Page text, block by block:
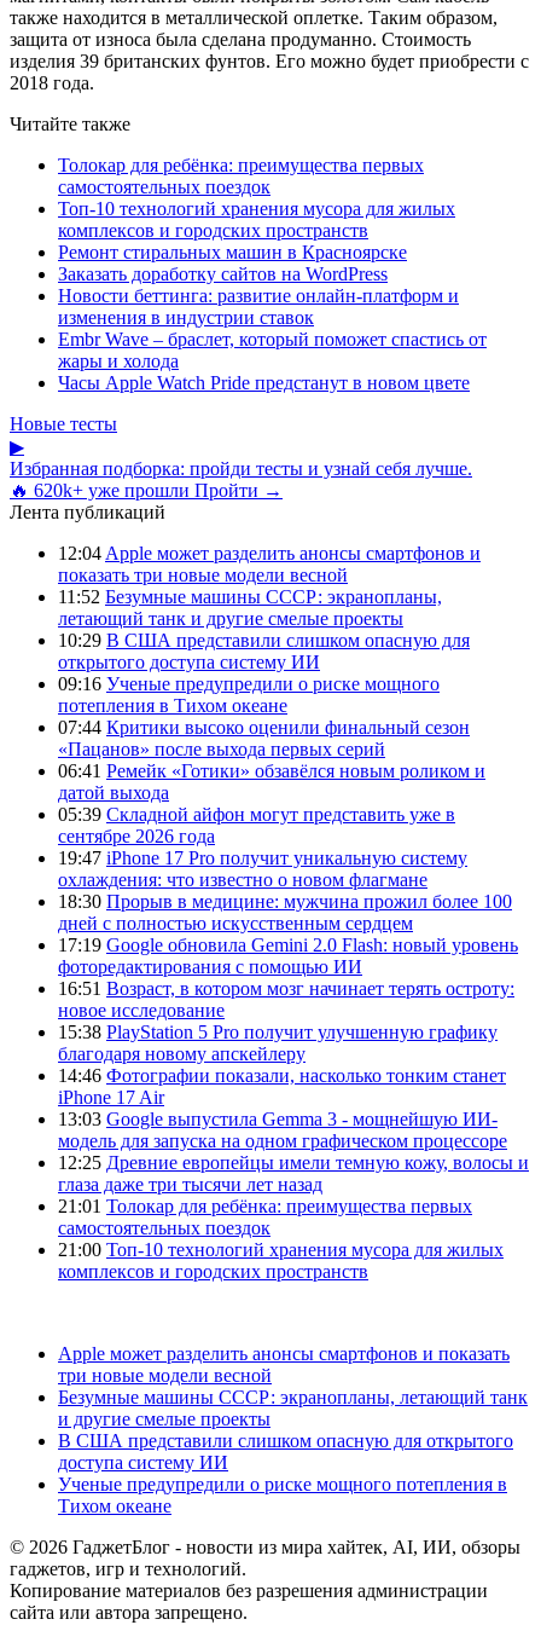
также находится в металлической оплетке. Таким образом,
защита от износа была сделана продуманно. Стоимость
изделия 39 британских фунтов. Его можно будет приобрести с
2018 года.
Читайте также
Толокар для ребёнка: преимущества первых
самостоятельных поездок
Топ-10 технологий хранения мусора для жилых
комплексов и городских пространств
Ремонт стиральных машин в Красноярске
Заказать доработку сайтов на WordPress
Новости беттинга: развитие онлайн-платформ и
изменения в индустрии ставок
Embr Wave – браслет, который поможет спастись от
жары и холода
Часы Apple Watch Pride предстанут в новом цвете
Новые тесты
▶
Избранная подборка: пройди тесты и узнай себя лучше.
🔥 620k+ уже прошли Пройти →
Лента публикаций
12:04 Apple может разделить анонсы смартфонов и
показать три новые модели весной
11:52 Безумные машины СССР: экранопланы,
летающий танк и другие смелые проекты
10:29 В США представили слишком опасную для
открытого доступа систему ИИ
09:16 Ученые предупредили о риске мощного
потепления в Тихом океане
07:44 Критики высоко оценили финальный сезон
«Пацанов» после выхода первых серий
06:41 Ремейк «Готики» обзавёлся новым роликом и
датой выхода
05:39 Складной айфон могут представить уже в
сентябре 2026 года
19:47 iPhone 17 Pro получит уникальную систему
охлаждения: что известно о новом флагмане
18:30 Прорыв в медицине: мужчина прожил более 100
дней с полностью искусственным сердцем
17:19 Google обновила Gemini 2.0 Flash: новый уровень
фоторедактирования с помощью ИИ
16:51 Возраст, в котором мозг начинает терять остроту:
новое исследование
15:38 PlayStation 5 Pro получит улучшенную графику
благодаря новому апскейлеру
14:46 Фотографии показали, насколько тонким станет
iPhone 17 Air
13:03 Google выпустила Gemma 3 - мощнейшую ИИ-
модель для запуска на одном графическом процессоре
12:25 Древние европейцы имели темную кожу, волосы и
глаза даже три тысячи лет назад
21:01 Толокар для ребёнка: преимущества первых
самостоятельных поездок
21:00 Топ-10 технологий хранения мусора для жилых
комплексов и городских пространств
Apple может разделить анонсы смартфонов и показать
три новые модели весной
Безумные машины СССР: экранопланы, летающий танк
и другие смелые проекты
В США представили слишком опасную для открытого
доступа систему ИИ
Ученые предупредили о риске мощного потепления в
Тихом океане
© 2026 ГаджетБлог - новости из мира хайтек, AI, ИИ, обзоры
гаджетов, игр и технологий.
Копирование материалов без разрешения администрации
сайта или автора запрещено.